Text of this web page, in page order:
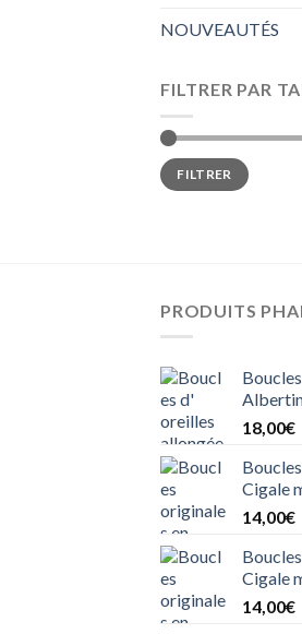
NOUVEAUTÉS
FILTRER PAR
FILTRER
PRODUITS
18,00€
Cigale
14,00€
Cigale
14,00€